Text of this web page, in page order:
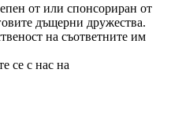
от или спонсориран от
дъщерни дружества.
на съответните им
се с нас на